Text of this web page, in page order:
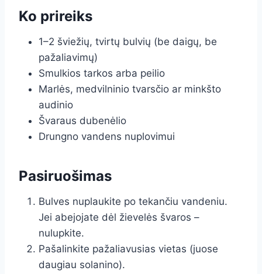
Ko prireiks
1–2 šviežių, tvirtų bulvių (be daigų, be
pažaliavimų)
Smulkios tarkos arba peilio
Marlės, medvilninio tvarsčio ar minkšto
audinio
Švaraus dubenėlio
Drungno vandens nuplovimui
Pasiruošimas
Bulves nuplaukite po tekančiu vandeniu.
Jei abejojate dėl žievelės švaros –
nulupkite.
Pašalinkite pažaliavusias vietas (juose
daugiau solanino).